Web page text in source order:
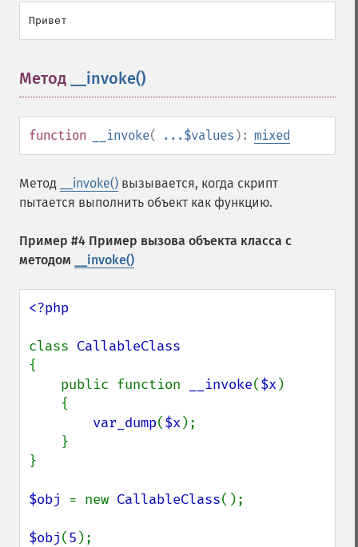
Метод __invoke()
function __invoke( ...$values ): mixed
Метод __invoke() вызывается, когда скрипт
пытается выполнить объект как функцию.
Пример #4 Пример вызова объекта класса с
методом
__invoke()
<?php
class
{
    public function
__invoke($x )
var_dump($x );
}
$obj = new CallableClass();
$obj(5